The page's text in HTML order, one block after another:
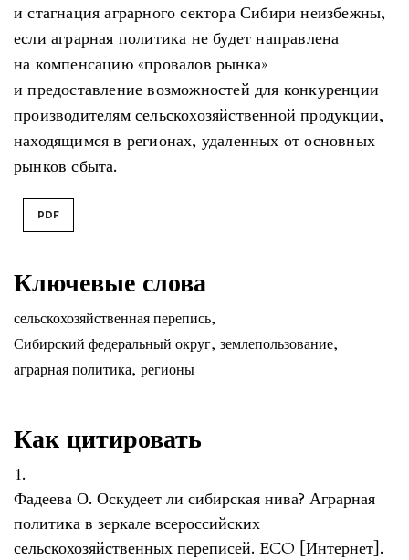
Ключевые слова
сельскохозяйственная перепись,
Сибирский федеральный округ, землепользование,
аграрная политика, регионы
Как цитировать
1.
Фадеева О. Оскудеет ли сибирская нива? Аграрная
политика в зеркале всероссийских
сельскохозяйственных переписей. ECO [Интернет].
и стагнация аграрного сектора Сибири неизбежны,
если аграрная политика не будет направлена
на компенсацию «провалов рынка»
и предоставление возможностей для конкуренции
производителям сельскохозяйственной продукции,
находящимся в регионах, удаленных от основных
рынков сбыта.
PDF